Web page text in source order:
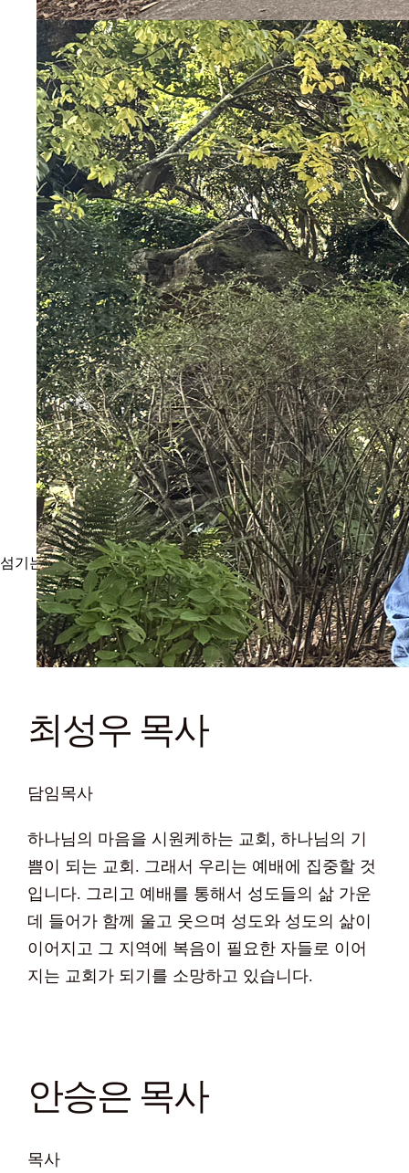
섬기는사람들이음동산교회2026-04-25T10:41:27+09:00
최성우 목사
담임목사
하나님의 마음을 시원케하는 교회, 하나님의 기
쁨이 되는 교회. 그래서 우리는 예배에 집중할 것
입니다. 그리고 예배를 통해서 성도들의 삶 가운
데 들어가 함께 울고 웃으며 성도와 성도의 삶이
이어지고 그 지역에 복음이 필요한 자들로 이어
지는 교회가 되기를 소망하고 있습니다.
안승은 목사
목사